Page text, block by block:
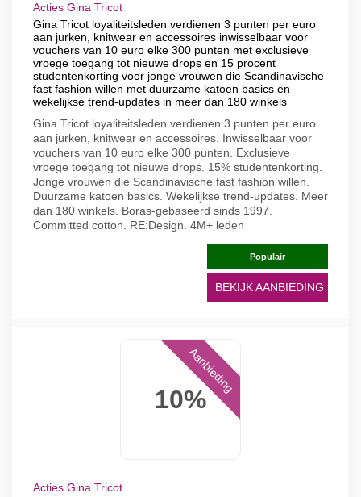
Acties Gina Tricot
Gina Tricot loyaliteitsleden verdienen 3 punten per euro
aan jurken, knitwear en accessoires inwisselbaar voor
vouchers van 10 euro elke 300 punten met exclusieve
vroege toegang tot nieuwe drops en 15 procent
studentenkorting voor jonge vrouwen die Scandinavische
fast fashion willen met duurzame katoen basics en
wekelijkse trend-updates in meer dan 180 winkels
Gina Tricot loyaliteitsleden verdienen 3 punten per euro
aan jurken, knitwear en accessoires. Inwisselbaar voor
vouchers van 10 euro elke 300 punten. Exclusieve
vroege toegang tot nieuwe drops. 15% studentenkorting.
Jonge vrouwen die Scandinavische fast fashion willen.
Duurzame katoen basics. Wekelijkse trend-updates. Meer
dan 180 winkels. Boras-gebaseerd sinds 1997.
Committed cotton. RE:Design. 4M+ leden
Populair
BEKIJK AANBIEDING
10%
Aanbieding
Acties Gina Tricot